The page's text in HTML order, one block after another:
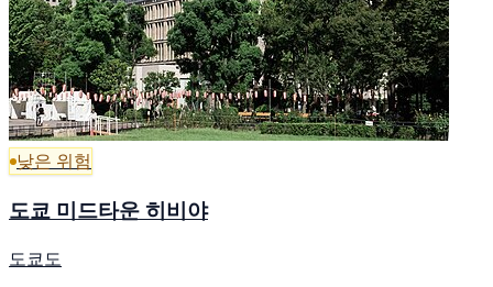
낮은 위험
도쿄 미드타운 히비야
도쿄도